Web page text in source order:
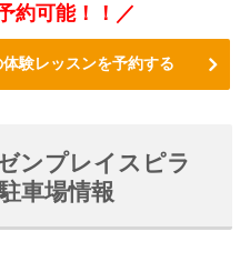
約可能！！／
験レッスンを予約する
ンプレイスピラ
車場情報